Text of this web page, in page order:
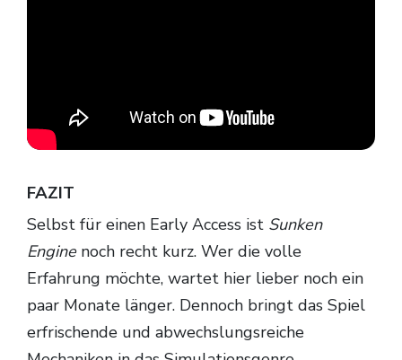
FAZIT
Selbst für einen Early Access ist Sunken
Enginenoch recht kurz. Wer die volle
Erfahrung möchte, wartet hier lieber noch ein
paar Monate länger. Dennoch bringt das Spiel
erfrischende und abwechslungsreiche